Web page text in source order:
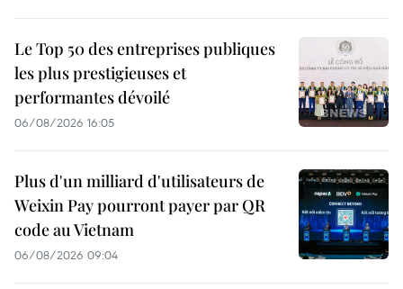
Le Top 50 des entreprises publiques
les plus prestigieuses et
performantes dévoilé
06/08/2026 16:05
Plus d'un milliard d'utilisateurs de
Weixin Pay pourront payer par QR
code au Vietnam
06/08/2026 09:04